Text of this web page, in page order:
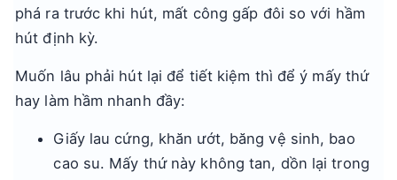
phá ra trước khi hút, mất công gấp đôi so với hầm
hút định kỳ.
Muốn lâu phải hút lại để tiết kiệm thì để ý mấy thứ
hay làm hầm nhanh đầy:
Giấy lau cứng, khăn ướt, băng vệ sinh, bao
cao su. Mấy thứ này không tan, dồn lại trong